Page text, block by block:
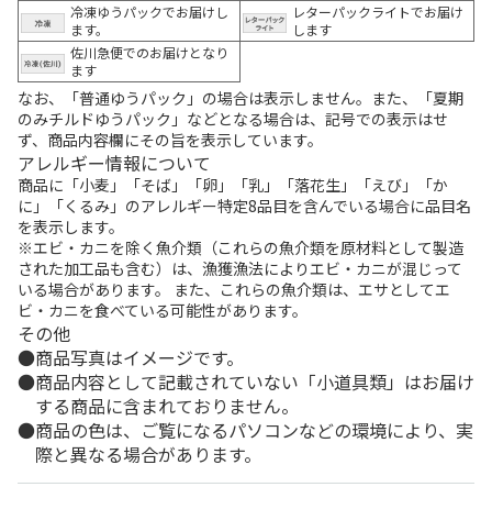
冷凍ゆうパックでお届けし
ます。
レターパックライトでお届け
します
佐川急便でのお届けとなり
ます
なお、「普通ゆうパック」の場合は表示しません。また、「夏期
のみチルドゆうパック」などとなる場合は、記号での表示はせ
ず、商品内容欄にその旨を表示しています。
アレルギー情報について
商品に「小麦」「そば」「卵」「乳」「落花生」「えび」「か
に」「くるみ」のアレルギー特定8品目を含んでいる場合に品目名
を表示します。
※エビ・カニを除く魚介類（これらの魚介類を原材料として製造
された加工品も含む）は、漁獲漁法によりエビ・カニが混じって
いる場合があります。 また、これらの魚介類は、エサとしてエ
ビ・カニを食べている可能性があります。
その他
商品写真はイメージです。
商品内容として記載されていない「小道具類」はお届け
する商品に含まれておりません。
商品の色は、ご覧になるパソコンなどの環境により、実
際と異なる場合があります。